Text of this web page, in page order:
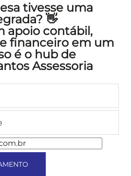
tivesse uma
👋
apoio contábil,
financeiro em um
é o hub de
Assessoria